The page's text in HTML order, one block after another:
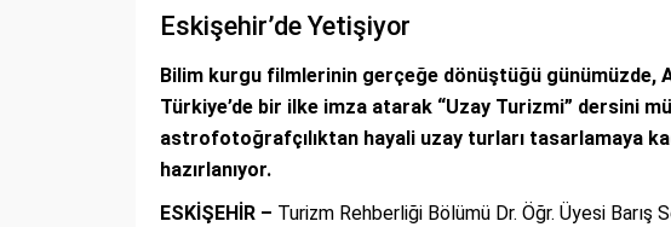
Eskişehir’de Yetişiyor
Bilim kurgu filmlerinin gerçeğe dönüştüğü günümüzde,
Türkiye’de bir ilke imza atarak “Uzay Turizmi” dersini
astrofotoğrafçılıktan hayali uzay turları tasarlamaya
hazırlanıyor.
ESKİŞEHİR – Turizm Rehberliği Bölümü Dr. Öğr. Üyesi Barış